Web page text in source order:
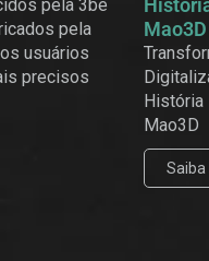
pela 3be
pela
usuários
precisos
Mao3D
Mao3D
Saiba